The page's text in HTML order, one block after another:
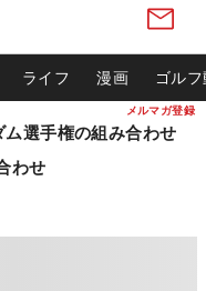
メルマガ登録
ライフ 漫画 ゴル
選手権の組み合わせ
わせ